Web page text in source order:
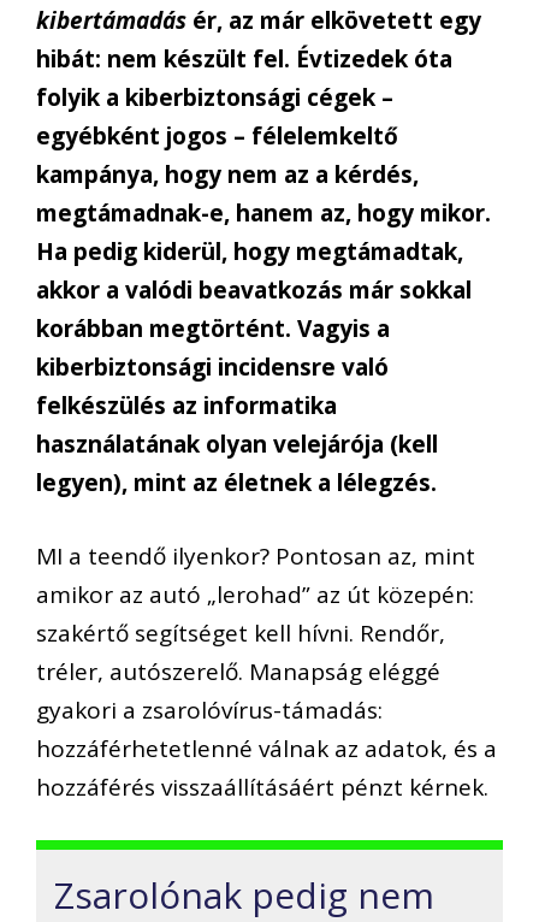
kibertámadás ér, az már elkövetett egy
hibát: nem készült fel. Évtizedek óta
folyik a kiberbiztonsági cégek –
egyébként jogos – félelemkeltő
kampánya, hogy nem az a kérdés,
megtámadnak-e, hanem az, hogy mikor.
Ha pedig kiderül, hogy megtámadtak,
akkor a valódi beavatkozás már sokkal
korábban megtörtént. Vagyis a
kiberbiztonsági incidensre való
felkészülés az informatika
használatának olyan velejárója (kell
legyen), mint az életnek a lélegzés.
MI a teendő ilyenkor? Pontosan az, mint
amikor az autó „lerohad” az út közepén:
szakértő segítséget kell hívni. Rendőr,
tréler, autószerelő. Manapság eléggé
gyakori a zsarolóvírus-támadás:
hozzáférhetetlenné válnak az adatok, és a
hozzáférés visszaállításáért pénzt kérnek.
Zsarolónak pedig nem